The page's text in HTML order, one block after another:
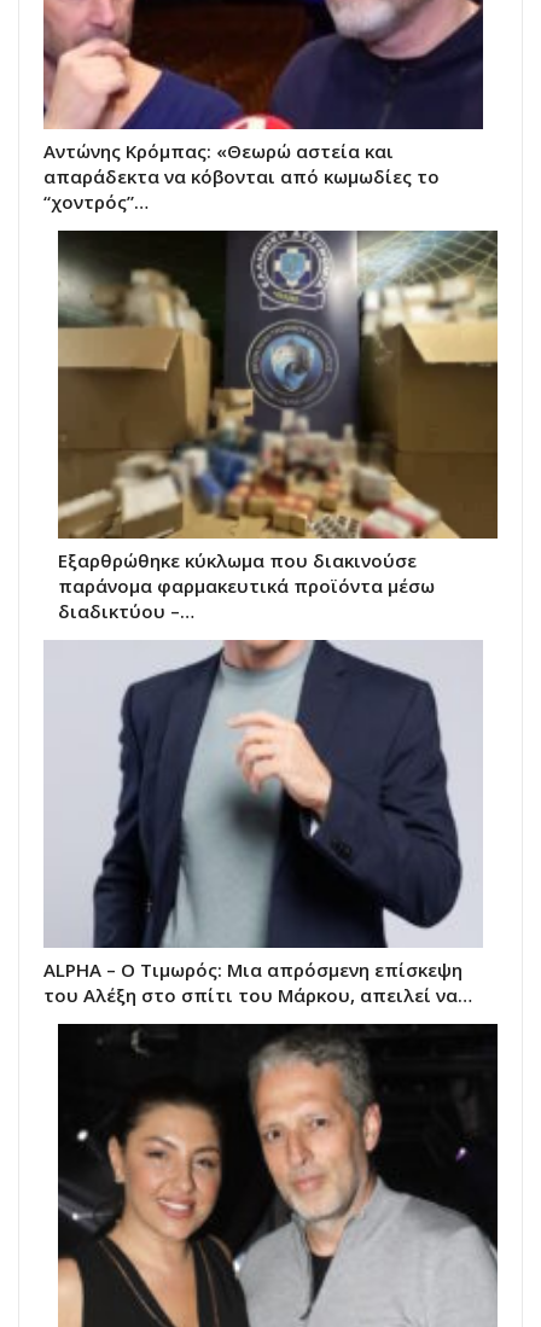
Αντώνης Κρόμπας: «Θεωρώ αστεία και
απαράδεκτα να κόβονται από κωμωδίες το
“χοντρός”…
Εξαρθρώθηκε κύκλωμα που διακινούσε
παράνομα φαρμακευτικά προϊόντα μέσω
διαδικτύου –…
ALPHA – Ο Τιμωρός: Μια απρόσμενη επίσκεψη
του Αλέξη στο σπίτι του Μάρκου, απειλεί να…